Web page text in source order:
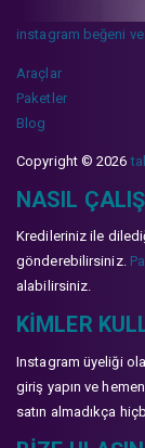
instagram beğeni
Araçlar
Paketler
Blog
Copyright © 2026
NASIL
Kredileriniz ile
gönderebilirsiniz.
alabilirsiniz.
KIMLER
Instagram üyeliği
giriş yapın ve
satın almadıkça